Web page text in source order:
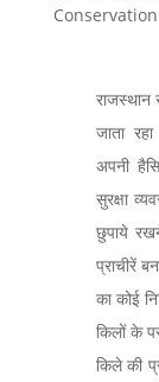
राजस्थान
जाता
अपनी
सुरक्षा
छुपाये
प्राचीरें
का कोई
किलों के
किले की